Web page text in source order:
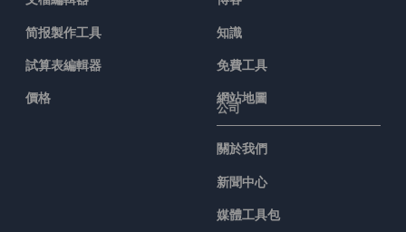
简报製作工具
試算表編輯器
價格
知識
免費工具
網站地圖
公司
關於我們
新聞中心
媒體工具包